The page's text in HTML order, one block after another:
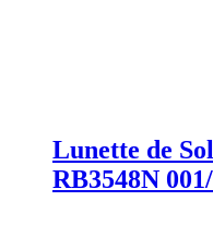
Lunette de
RB3548N